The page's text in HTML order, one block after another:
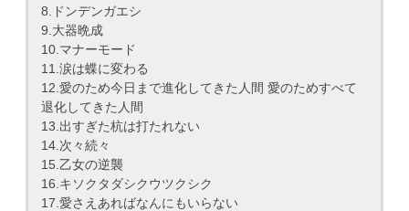
8.ドンデンガエシ
9.大器晩成
10.マナーモード
11.涙は蝶に変わる
12.愛のため今日まで進化してきた人間 愛のためすべて
退化してきた人間
13.出すぎた杭は打たれない
14.次々続々
15.乙女の逆襲
16.キソクタダシクウツクシク
17.愛さえあればなんにもいらない